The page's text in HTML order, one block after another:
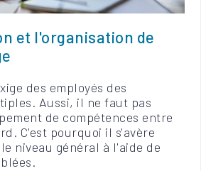
et l'organisation de
des employés des
Aussi, il ne faut pas
de compétences entre
C'est pourquoi il s'avère
niveau général à l'aide de